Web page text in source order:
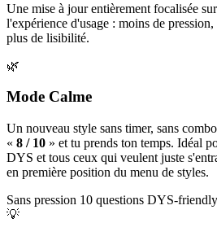
Une mise à jour entièrement focalisée
l'expérience d'usage : moins de
plus de lisibilité.
🌿
Mode Calme
Un nouveau style sans timer, sans
« 8 / 10 » et tu prends ton temps. Idéal
DYS et tous ceux qui veulent juste
en première position du menu de styles.
Sans pression 10 questions DYS-friendly
💡